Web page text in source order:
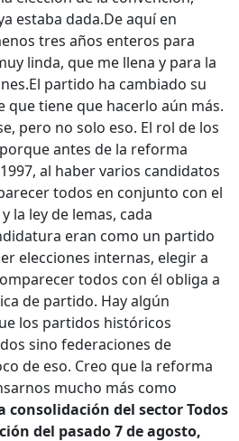
estaba dada.De aquí en
tres años enteros para
linda, que me llena y para la
El partido ha cambiado su
que tiene que hacerlo aún más.
pero no solo eso. El rol de los
antes de la reforma
al haber varios candidatos
todos en conjunto con el
la ley de lemas, cada
eran como un partido
elecciones internas, elegir a
todos con él obliga a
de partido. Hay algún
los partidos históricos
sino federaciones de
de eso. Creo que la reforma
mucho más como
consolidación del sector Todos
del pasado 7 de agosto,